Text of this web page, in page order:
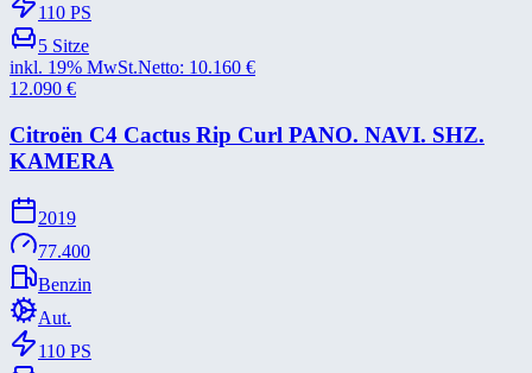
110 PS
5 Sitze
inkl. 19% MwSt.Netto: 10.160 €
12.090 €
Citroën C4 Cactus Rip Curl PANO. NAVI. SHZ.
KAMERA
2019
77.400
Benzin
Aut.
110 PS